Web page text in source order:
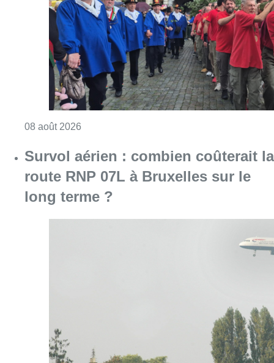
route RNP 07L à Bruxelles sur le
long terme ?
Consulter l'article "Survol aérien : combien
samedi, l’avertissement jaune à la
chaleur activé